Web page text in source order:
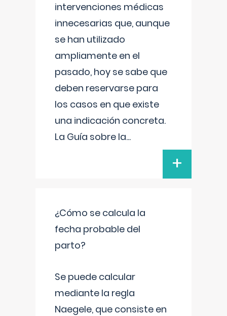
intervenciones médicas
innecesarias que, aunque
se han utilizado
ampliamente en el
pasado, hoy se sabe que
deben reservarse para
los casos en que existe
una indicación concreta.
La Guía sobre la...
+
¿Cómo se calcula la
fecha probable del
parto?
Se puede calcular
mediante la regla
Naegele, que consiste en